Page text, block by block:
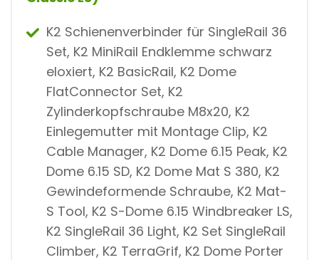
K2 Schienenverbinder für SingleRail 36
Set, K2 MiniRail Endklemme schwarz
eloxiert, K2 BasicRail, K2 Dome
FlatConnector Set, K2
Zylinderkopfschraube M8x20, K2
Einlegemutter mit Montage Clip, K2
Cable Manager, K2 Dome 6.15 Peak, K2
Dome 6.15 SD, K2 Dome Mat S 380, K2
Gewindeformende Schraube, K2 Mat-
S Tool, K2 S-Dome 6.15 Windbreaker LS,
K2 SingleRail 36 Light, K2 Set SingleRail
Climber, K2 TerraGrif, K2 Dome Porter